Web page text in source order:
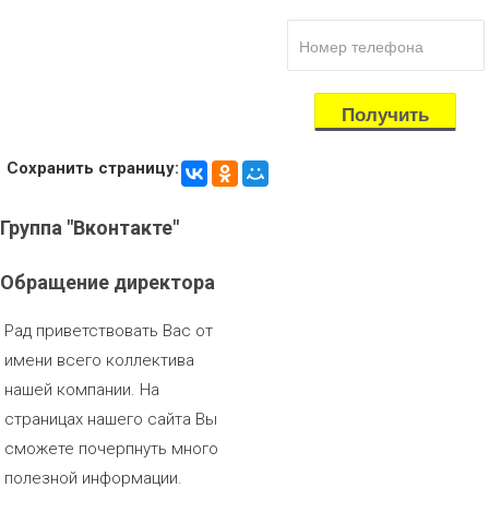
Сохранить страницу:
Группа "Вконтакте"
Обращение директора
Рад приветствовать Вас от
имени всего коллектива
нашей компании. На
страницах нашего сайта Вы
сможете почерпнуть много
полезной информации.